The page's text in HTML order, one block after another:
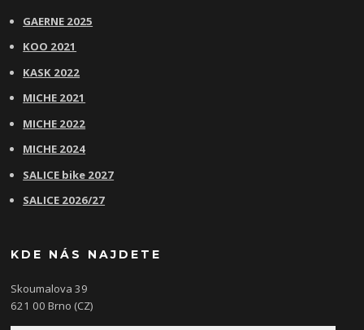
GAERNE 2025
KOO 2021
KASK 2022
MICHE 2021
MICHE 2022
MICHE 2024
SALICE bike 2027
SALICE 2026/27
KDE NÁS NAJDETE
Skoumalova 39
621 00 Brno (CZ)